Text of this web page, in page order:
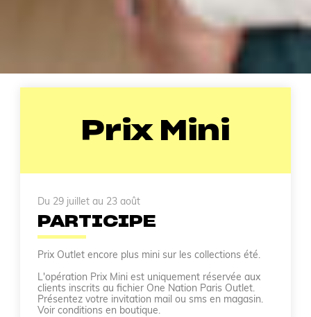
Prix Mini
Du 29 juillet au 23 août
PARTICIPE
Prix Outlet encore plus mini sur les collections été.
L'opération Prix Mini est uniquement réservée aux
clients inscrits au fichier One Nation Paris Outlet.
Présentez votre invitation mail ou sms en magasin.
Voir conditions en boutique.